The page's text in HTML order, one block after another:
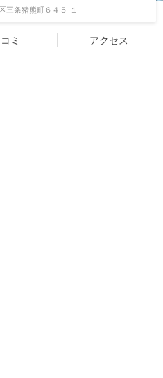
三条猪熊町６４５-１
ミ アクセス